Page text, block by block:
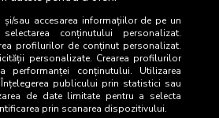
și/sau accesarea informațiilor de pe un
conținutului personalizat.
profilurilor de conținut personalizat.
personalizate. Crearea profilurilor
performanței conținutului. Utilizarea
publicului prin statistici sau
de date limitate pentru a selecta
prin scanarea dispozitivului.